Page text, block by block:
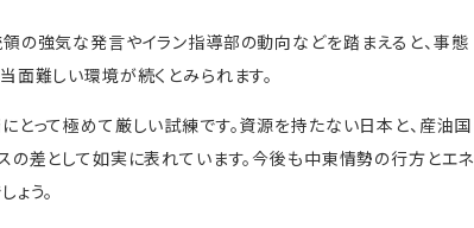
の強気な発言やイラン指導部の動向などを踏まえると、事態
面難しい環境が続くとみられます。
って極めて厳しい試練です。資源を持たない日本と、産油国
差として如実に表れています。今後も中東情勢の行方とエネ
う。